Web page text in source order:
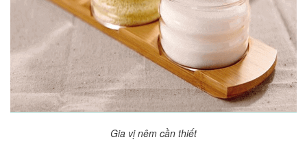
Gia vị nêm cần thiết